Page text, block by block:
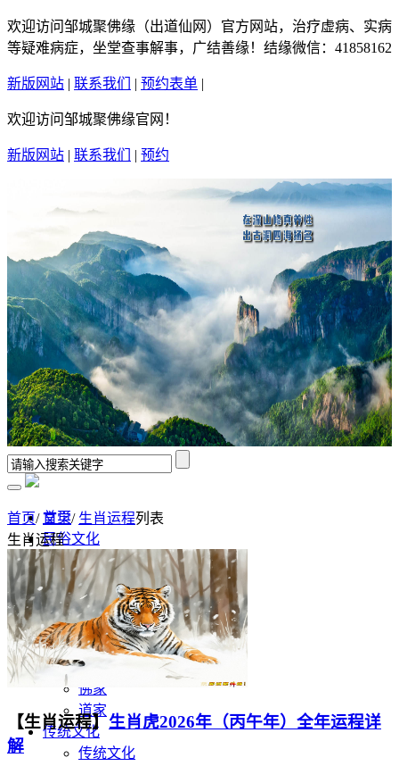
欢迎访问邹城聚佛缘（出道仙网）官方网站，治疗虚病、实病
等疑难病症，坐堂查事解事，广结善缘！结缘微信：41858162
新版网站 | 联系我们 | 预约表单 |
欢迎访问邹城聚佛缘官网！
新版网站 | 联系我们 | 预约
首页
民俗文化
出马出道
表文
修行领悟
香谱解析
风水学
佛道文化
佛家
道家
传统文化
传统文化
首页/文学/ 生肖运程列表
生肖运程
【生肖运程】生肖虎2026年（丙午年）全年运程详
解